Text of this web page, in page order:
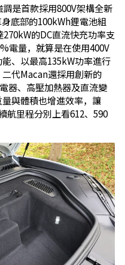
是首款採用800V架構全新
底部的100kWh鋰電池組
270kW的DC直流快充功率支
電量，就算是在使用400V
、以最高135kW功率進行
代Macan還採用創新的
器、高壓加熱器及直流變
與體積也增進效率，讓
航里程分別上看612、590